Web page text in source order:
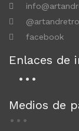
@artandretro
facebook
Enlaces de
Medios de